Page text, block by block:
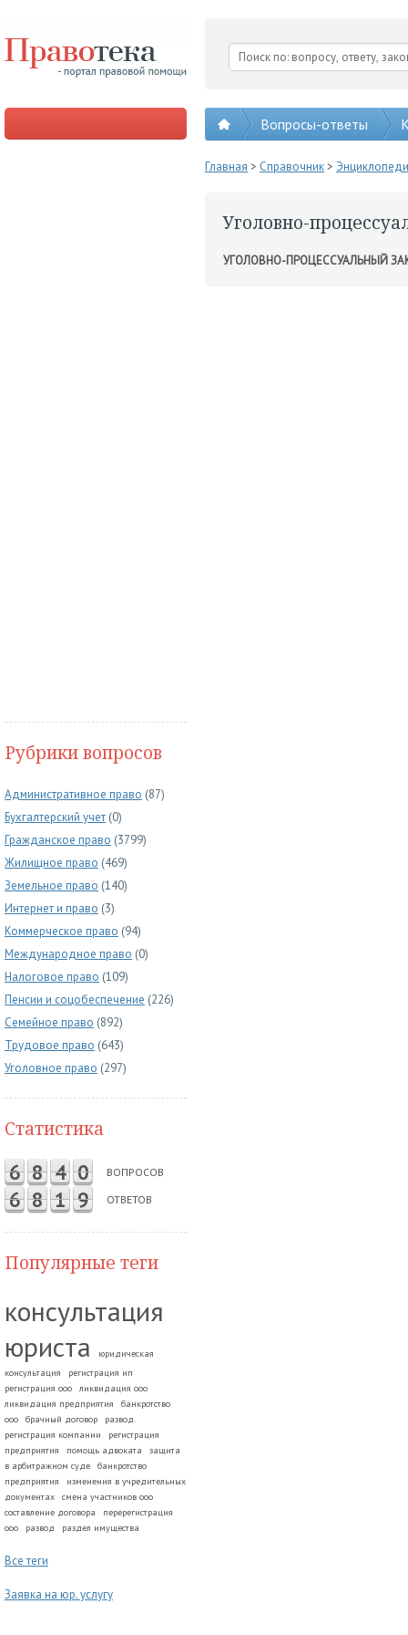
Вопросы-ответы
Рубрики вопросов
Административное право (87)
Бухгалтерский учет (0)
Гражданское право (3799)
Жилищное право (469)
Земельное право (140)
Интернет и право (3)
Коммерческое право (94)
Международное право (0)
Налоговое право (109)
Пенсии и соцобеспечение (226)
Семейное право (892)
Трудовое право (643)
Уголовное право (297)
Статистика
6 8 4 0 ВОПРОСОВ
6 8 1 9 ОТВЕТОВ
Популярные теги
консультация
юриста
юридическая
консультация
регистрация ип
регистрация ооо
ликвидация ооо
ликвидация предприятия
банкротство
ооо
брачный договор
развод.
регистрация компании
регистрация
предприятия
помощь адвоката
защита
в арбитражном суде
банкротство
предприятия
изменения в учредительных
документах
смена участников ооо
составление договора
перерегистрация
ооо
развод раздел имущества
Все теги
Заявка на юр. услугу
Главная > Справочник>
Уголовно-
УГОЛОВНО-ПРОЦЕССУАЛЬНЫЙ